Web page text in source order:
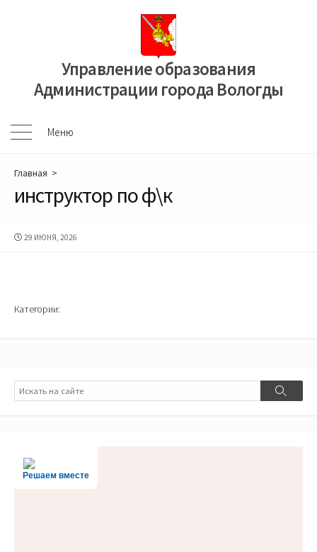
Управление образования
Администрации города Вологды
Меню
Меню
Главная >
инструктор по ф\к
ДАТА
29 ИЮНЯ, 2026
Категории:
Поиск
Поиск
Решаем вместе